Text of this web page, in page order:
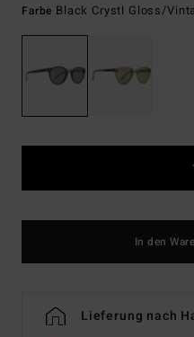
Farbe Black Crystl Gloss/
In den
Lieferung nach